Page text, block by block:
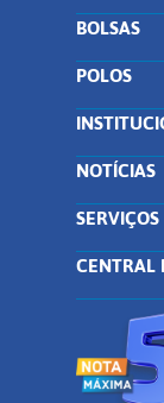
BOLSAS
POLOS
NOTÍCIAS
SERVIÇOS